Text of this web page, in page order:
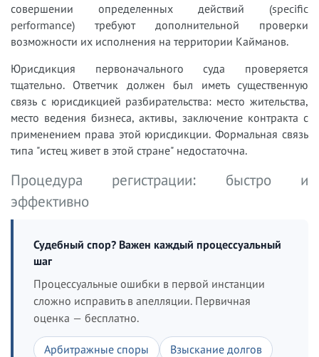
совершении определенных действий (specific
performance) требуют дополнительной проверки
возможности их исполнения на территории Кайманов.
Юрисдикция первоначального суда проверяется
тщательно. Ответчик должен был иметь существенную
связь с юрисдикцией разбирательства: место жительства,
место ведения бизнеса, активы, заключение контракта с
применением права этой юрисдикции. Формальная связь
типа "истец живет в этой стране" недостаточна.
Процедура регистрации: быстро и
эффективно
Судебный спор? Важен каждый процессуальный
шаг
Процессуальные ошибки в первой инстанции
сложно исправить в апелляции. Первичная
оценка — бесплатно.
Арбитражные споры
Взыскание долгов